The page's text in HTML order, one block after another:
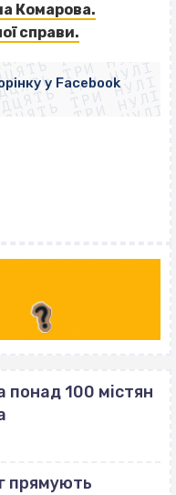
Комарова.
справи.
ТРИ НУЛІ
ТРИ НУЛІ
ТРИ НУЛІ
ТРИ НУЛІ
ТРИ НУЛІ
ТРИ НУЛІ
ТРИ НУЛІ
ТРИ НУЛІ
у Facebook
понад 100 містян
прямують